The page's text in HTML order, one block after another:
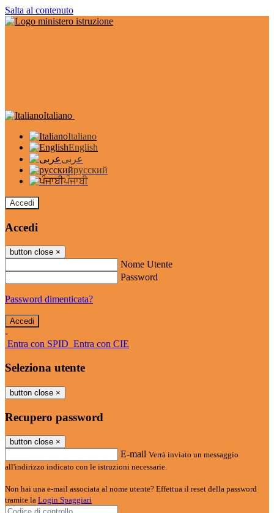
Salta al contenuto
Italiano
Italiano
English
عربى
русский
ਪੰਜਾਬੀ
Accedi
Accedi
button close ×
Nome Utente
Password
Password dimenticata?
-
Entra con SPID Entra con CIE
Seleziona utente
button close ×
Recupero password
button close ×
E-mail Verrà inviato un messaggio
all'indirizzo indicato con le istruzioni necessarie.
Non hai una e-mail associata al nome utente? Effettua il reset della password
tramite la Login Spaggiari